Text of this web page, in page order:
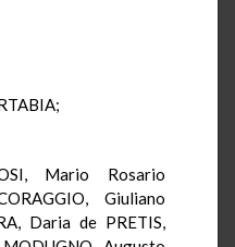
Mario Rosario
Giuliano
Daria de PRETIS,